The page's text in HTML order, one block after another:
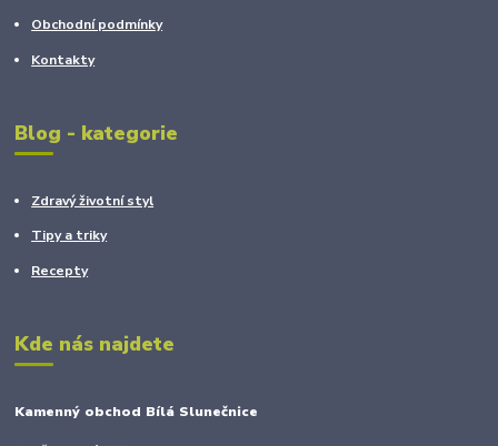
Obchodní podmínky
Kontakty
Blog - kategorie
Zdravý životní styl
Tipy a triky
Recepty
Kde nás najdete
Kamenný obchod Bílá Slunečnice